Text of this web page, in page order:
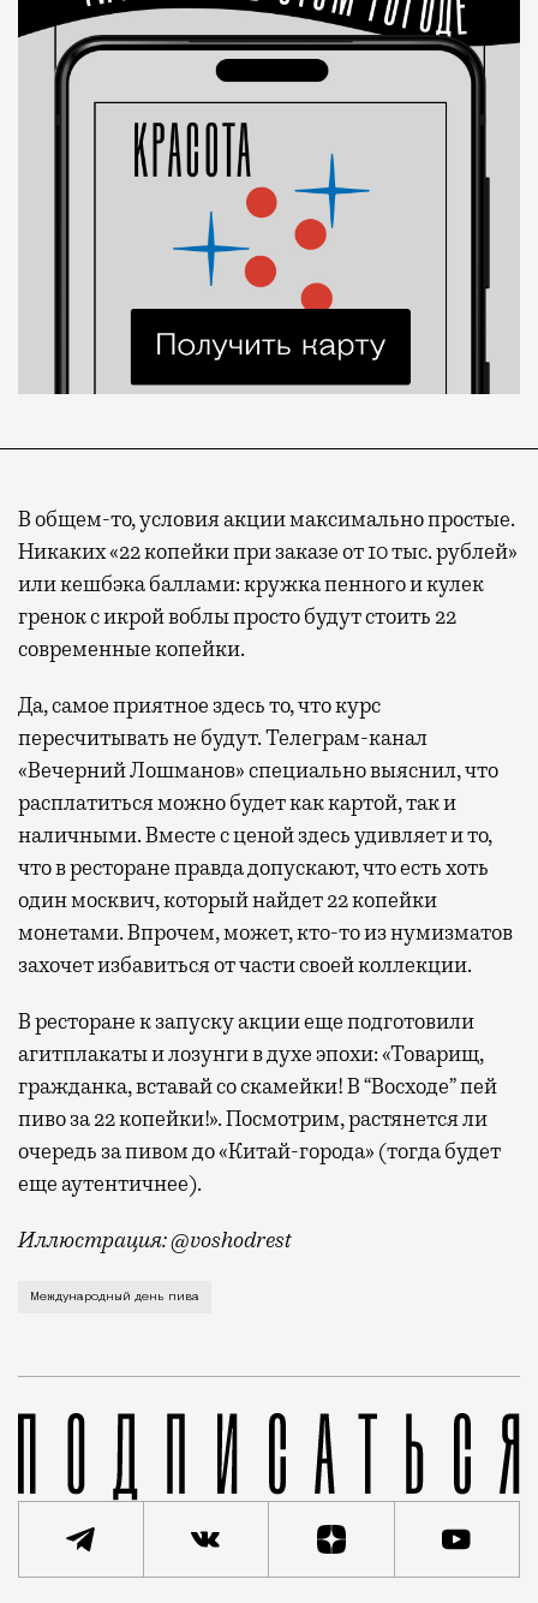
В общем-то, условия акции максимально простые.
Никаких «22 копейки при заказе от 10 тыс. рублей»
или кешбэка баллами: кружка пенного и кулек
гренок с икрой воблы просто будут стоить 22
современные копейки.
Да, самое приятное здесь то, что курс
пересчитывать не будут. Телеграм-канал
«Вечерний Лошманов» специально выяснил, что
расплатиться можно будет как картой, так и
наличными. Вместе с ценой здесь удивляет и то,
что в ресторане правда допускают, что есть хоть
один москвич, который найдет 22 копейки
монетами. Впрочем, может, кто-то из нумизматов
захочет избавиться от части своей коллекции.
В ресторане к запуску акции еще подготовили
агитплакаты и лозунги в духе эпохи: «Товарищ,
гражданка, вставай со скамейки! В “Восходе” пей
пиво за 22 копейки!». Посмотрим, растянется ли
очередь за пивом до «Китай-города» (тогда будет
еще аутентичнее).
Иллюстрация: @voshodrest
Завтра отмечается Международный день пива (он
Международный день пива